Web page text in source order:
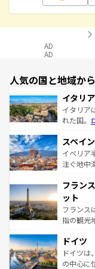
AD
AD
人気の国と地域か
イタリア
イタリア
れた国。
ろん、ト
景など、
ピザやパ
ませてく
なお、新
しい。
スペイン
イベリア
注ぐ地中
文化が根
れる闘牛
る。首都
アートに
せる。地
ンテンツ
フラン
ット
フランス
指の観光
で、幅広
聖堂、美
から魅了
ドイツ
ドイツは
の中心に